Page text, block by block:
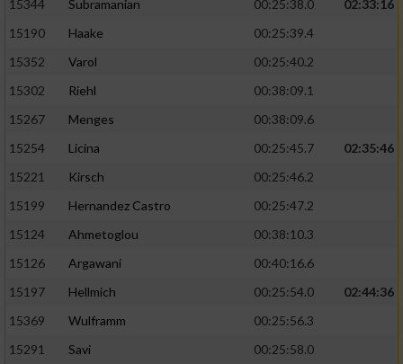
15344 Subramanian 00:25:38.0
02:33:16
15190
Haake
00:25:39.4
15352
Varol
00:25:40.2
15302
Riehl
00:38:09.1
15267
Menges
00:38:09.6
15254
Licina 00:25:45.7
02:35:46
15221
Kirsch
00:25:46.2
15199
Hernandez Castro
00:25:47.2
15124
Ahmetoglou
00:38:10.3
15126
Argawani
00:40:16.6
15197
Hellmich 00:25:54.0
02:44:36
15369
Wulframm
00:25:56.3
15291
Savi
00:25:58.0